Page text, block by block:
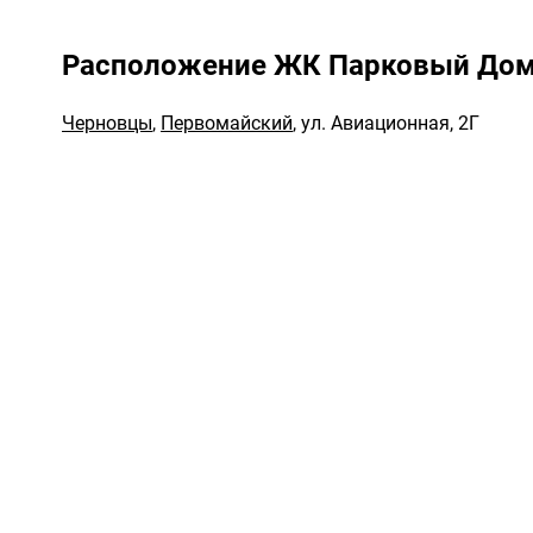
Расположение ЖК Парковый
Черновцы, Первомайский, ул. Авиационная, 2Г